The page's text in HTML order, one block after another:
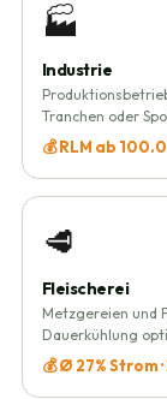
🏭
Industrie
Tranchen oder
💰 RLM ab
🥩
Fleischerei
Metzgereien und
Dauerkühlung
💰 Ø 27% Strom